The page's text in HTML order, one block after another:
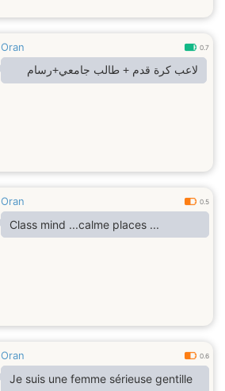
Oran 0.7
لاعب كرة قدم + طالب جامعي+رسام
Oran 0.5
Class mind ...calme places ...
Oran 0.6
Je suis une femme sérieuse gentille